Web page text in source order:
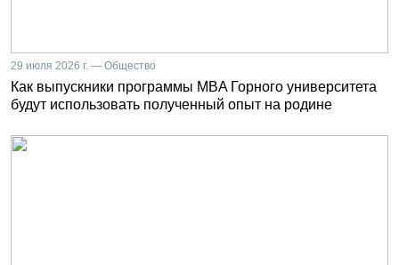
29 июля 2026 г. — Общество
Как выпускники программы MBA Горного университета
будут использовать полученный опыт на родине